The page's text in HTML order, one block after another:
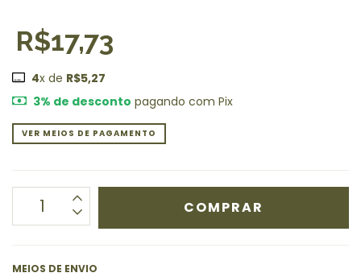
R$17,73
4x de R$5,27
3% de desconto pagando com Pix
VER MEIOS DE PAGAMENTO
MEIOS DE ENVIO